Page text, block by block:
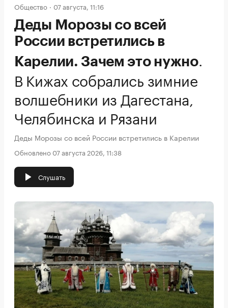
Общество 07 августа, 11:16
Деды Морозы со всей
России встретились в
Карелии. Зачем это нужно.
В Кижах собрались зимние
волшебники из Дагестана,
Челябинска и Рязани
Деды Морозы со всей России встретились в Карелии
Обновлено 07 августа 2026, 11:38
Слушать